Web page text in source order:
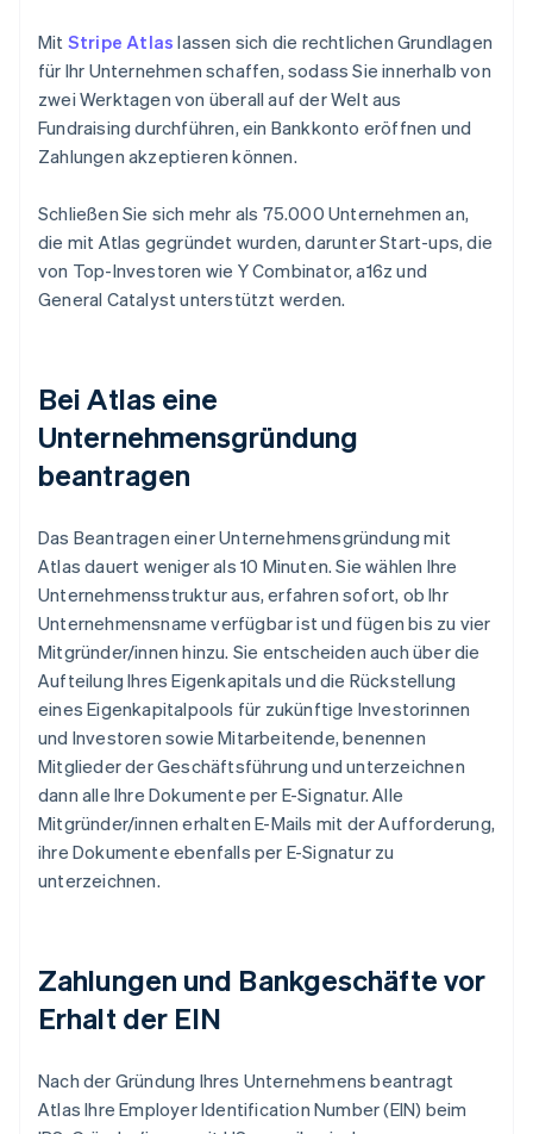
Mit Stripe Atlas lassen sich die rechtlichen Grundlagen
für Ihr Unternehmen schaffen, sodass Sie innerhalb von
zwei Werktagen von überall auf der Welt aus
Fundraising durchführen, ein Bankkonto eröffnen und
Zahlungen akzeptieren können.
Schließen Sie sich mehr als 75.000 Unternehmen an,
die mit Atlas gegründet wurden, darunter Start-ups, die
von Top-Investoren wie Y Combinator, a16z und
General Catalyst unterstützt werden.
Bei Atlas eine
Unternehmensgründung
beantragen
Das Beantragen einer Unternehmensgründung mit
Atlas dauert weniger als 10 Minuten. Sie wählen Ihre
Unternehmensstruktur aus, erfahren sofort, ob Ihr
Unternehmensname verfügbar ist und fügen bis zu vier
Mitgründer/innen hinzu. Sie entscheiden auch über die
Aufteilung Ihres Eigenkapitals und die Rückstellung
eines Eigenkapitalpools für zukünftige Investorinnen
und Investoren sowie Mitarbeitende, benennen
Mitglieder der Geschäftsführung und unterzeichnen
dann alle Ihre Dokumente per E-Signatur. Alle
Mitgründer/innen erhalten E-Mails mit der Aufforderung,
ihre Dokumente ebenfalls per E-Signatur zu
unterzeichnen.
Zahlungen und Bankgeschäfte vor
Erhalt der EIN
Nach der Gründung Ihres Unternehmens beantragt
Atlas Ihre Employer Identification Number (EIN) beim